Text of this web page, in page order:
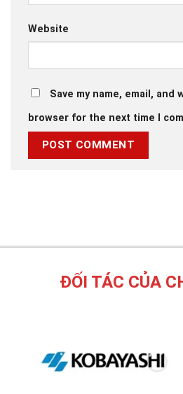
Website
Save my name, email, and
browser for the next time I
ĐỐI TÁC CỦA